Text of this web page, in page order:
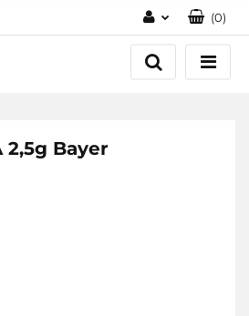
Zaloguj się
(0)
2,5g Bayer